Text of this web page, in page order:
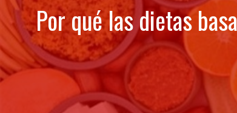
Por qué las dietas